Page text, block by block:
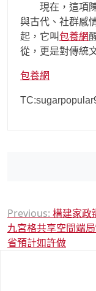
現在，這項
與古代、社群感
起，它叫包養網
從，更是對傳統
包養網
文
章
導
Previous: 構建家政
九宮格共享空間端
省預計如許做